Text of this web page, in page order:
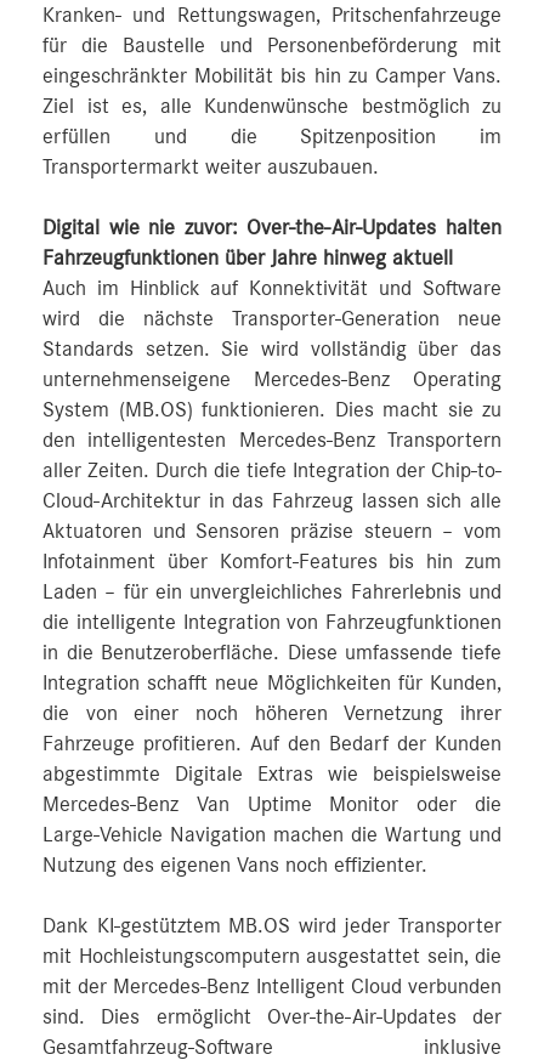
Kranken- und Rettungswagen, Pritschenfahrzeuge
für die Baustelle und Personenbeförderung mit
eingeschränkter Mobilität bis hin zu Camper Vans.
Ziel ist es, alle Kundenwünsche bestmöglich zu
erfüllen und die Spitzenposition im
Transportermarkt weiter auszubauen.
Digital wie nie zuvor: Over-the-Air-Updates halten
Fahrzeugfunktionen über Jahre hinweg aktuell
Auch im Hinblick auf Konnektivität und Software
wird die nächste Transporter-Generation neue
Standards setzen. Sie wird vollständig über das
unternehmenseigene Mercedes‑Benz Operating
System (MB.OS) funktionieren. Dies macht sie zu
den intelligentesten Mercedes‑Benz Transportern
aller Zeiten. Durch die tiefe Integration der Chip-to-
Cloud-Architektur in das Fahrzeug lassen sich alle
Aktuatoren und Sensoren präzise steuern – vom
Infotainment über Komfort-Features bis hin zum
Laden – für ein unvergleichliches Fahrerlebnis und
die intelligente Integration von Fahrzeugfunktionen
in die Benutzeroberfläche. Diese umfassende tiefe
Integration schafft neue Möglichkeiten für Kunden,
die von einer noch höheren Vernetzung ihrer
Fahrzeuge profitieren. Auf den Bedarf der Kunden
abgestimmte Digitale Extras wie beispielsweise
Mercedes‑Benz Van Uptime Monitor oder die
Large-Vehicle Navigation machen die Wartung und
Nutzung des eigenen Vans noch effizienter.
Dank KI-gestütztem MB.OS wird jeder Transporter
mit Hochleistungscomputern ausgestattet sein, die
mit der Mercedes‑Benz Intelligent Cloud verbunden
sind. Dies ermöglicht Over-the-Air-Updates der
Gesamtfahrzeug-Software inklusive